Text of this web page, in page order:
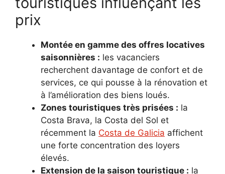
prix
Montée en gamme des offres locatives
saisonnières : les vacanciers
recherchent davantage de confort et de
services, ce qui pousse à la rénovation et
à l’amélioration des biens loués.
Zones touristiques très prisées : la
Costa Brava, la Costa del Sol et
récemment la Costa de Galicia affichent
une forte concentration des loyers
élevés.
Extension de la saison touristique : la